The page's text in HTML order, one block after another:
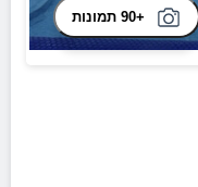
+90 תמונות